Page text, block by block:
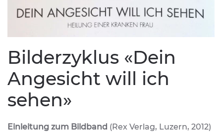
Bilderzyklus «Dein
Angesicht will ich
sehen»
Einleitung zum Bildband (Rex Verlag, Luzern, 2012)